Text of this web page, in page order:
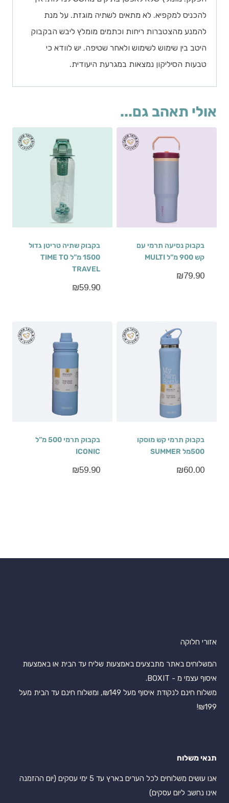
להכניס למקפיא. לא מתאים לשתיה מוגזת. על מנת
להמנע מהצטברות ריחות וכתמים מומלץ ליבש הבקבוק
היטב בין שימוש לשימוש ולאחר שטיפה. יש לוודא כי
טבעות הסיליקון נמצאות במגרעת היעודית.
אולי תאהב גם...
בקבוק נסיעה תרמי עם
קש 900 מ”ל MULTI
₪79.90
בקבוק שתיה טריטן גדול
1500 מ”ל TIME TO
TRAVEL
₪59.90
בקבוק תרמי קש מוסקו
500מל SUMMER
₪60.00
בקבוק תרמי 500 מ”ל
ICONIC
₪59.90
אזורי חלוקה
המשלוחים באתר מתבצעים באמצעות שליח עד הבית או באמצעות
איסוף עצמי מ - BOXIT.
משלוח חינם לנקודת איסוף מעל ₪149, ומשלוח חינם עד הבית מעל
₪199!
תנאי משלוח
אנו עושים משלוחים לכל הערים בארץ עד 5 ימי עסקים (יום ההזמנה
אינו נחשב ליום עסקים)